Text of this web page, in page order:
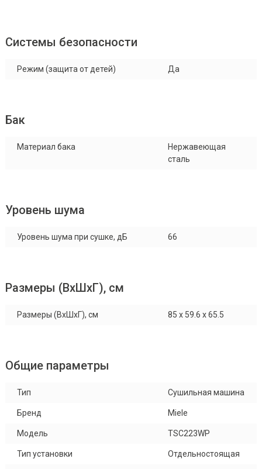
Системы безопасности
Режим (защита от детей) Да
Бак
Материал бака
Нержавеющая
сталь
Уровень шума
Уровень шума при сушке, дБ 66
Размеры (ВхШхГ), см
Размеры (ВхШхГ), см 85 х 59.6 х 65.5
Общие параметры
Тип Сушильная машина
Бренд Miele
Модель TSC223WP
Тип установки Отдельностоящая